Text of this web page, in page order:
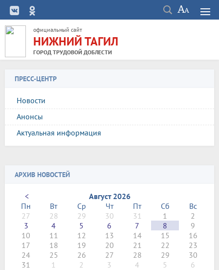
официальный сайт
НИЖНИЙ ТАГИЛ
ГОРОД ТРУДОВОЙ ДОБЛЕСТИ
ПРЕСС-ЦЕНТР
Новости
Анонсы
Актуальная информация
АРХИВ НОВОСТЕЙ
<
Август 2026
Пн
Вт Ср Чт Пт Сб
Вс
27
28 29 30 31 1
2
3
4 5 6 7 8
9
10
11 12 13 14 15
16
17
18 19 20 21 22
23
24
25 26 27 28 29
30
31
1 2 3 4 5 6